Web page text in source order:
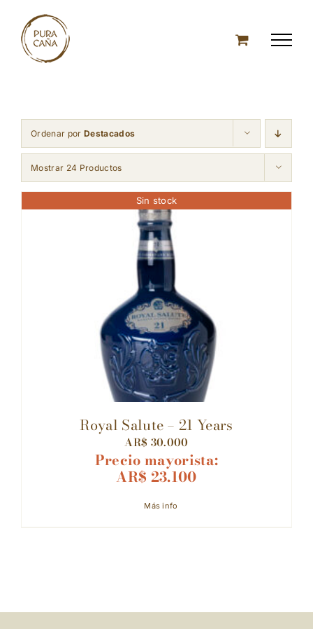
content
Ordenar por Destacados
Mostrar 24 Productos
Sin stock
Royal Salute – 21 Years
AR$ 30.000
Precio mayorista:
AR$ 23.100
Más info